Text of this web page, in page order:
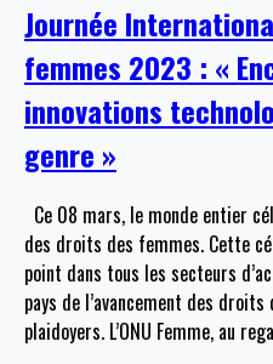
Journée
femmes 2023 : «
innovations
genre »
Ce 08 mars, le monde entier
des droits des femmes. Cette
point dans tous les secteurs
pays de l’avancement des
plaidoyers. L’ONU Femme, au